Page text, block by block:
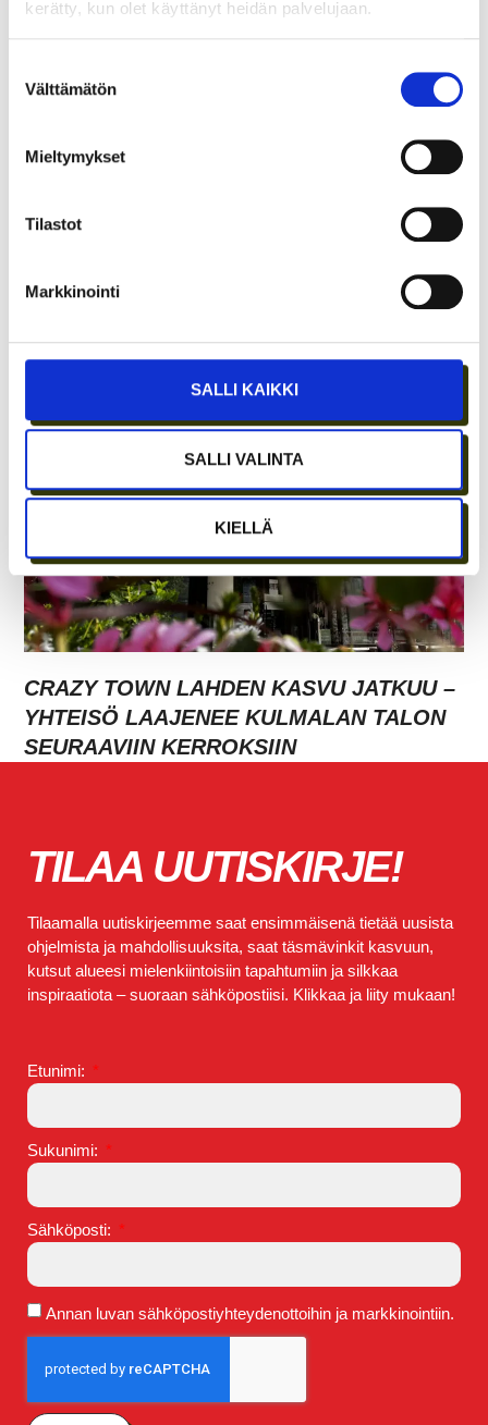
kerätty, kun olet käyttänyt heidän palvelujaan.
valinta
Välttämätön
Mieltymykset
Tilastot
Markkinointi
SALLI KAIKKI
SALLI VALINTA
KIELLÄ
KOKOUSTILOJA?
PARHAAT IDEAT SYNTYVÄT EDELLEEN
IHMISTEN AIDOISSA KOHTAAMISISSA
CRAZY TOWN LAHDEN KASVU JATKUU –
YHTEISÖ LAAJENEE KULMALAN TALON
SEURAAVIIN KERROKSIIN
TILAA UUTISKIRJE!
Tilaamalla uutiskirjeemme saat ensimmäisenä tietää uusista
ohjelmista ja mahdollisuuksita, saat täsmävinkit kasvuun,
kutsut alueesi mielenkiintoisiin tapahtumiin ja silkkaa
inspiraatiota – suoraan sähköpostiisi. Klikkaa ja liity mukaan!
Etunimi:
Sukunimi:
Sähköposti:
Annan luvan sähköpostiyhteydenottoihin ja markkinointiin.